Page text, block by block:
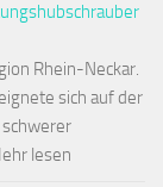
Rhein-Neckar.
sich auf der
lesen